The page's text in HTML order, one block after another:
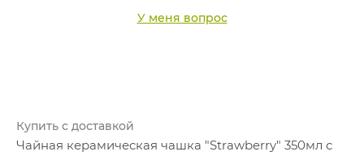
У меня вопрос
Купить с доставкой
Чайная керамическая чашка "Strawberry" 350мл с